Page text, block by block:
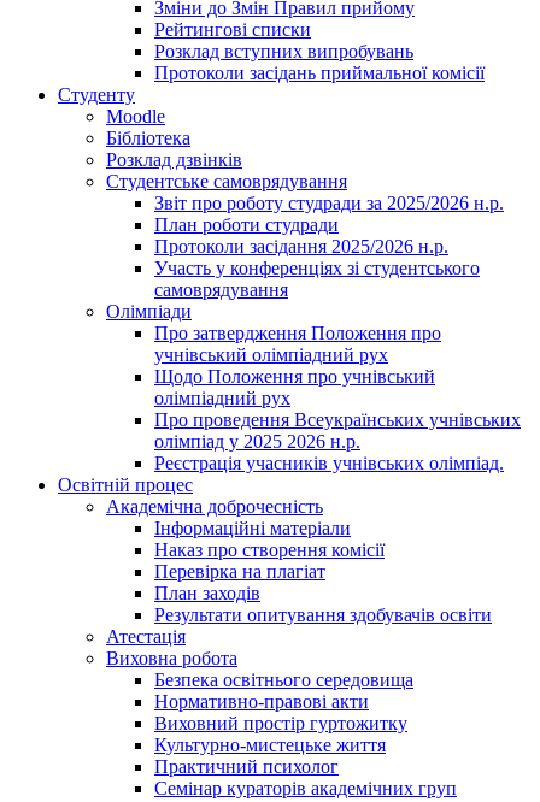
Зміни до Змін Правил прийому
Рейтингові списки
Розклад вступних випробувань
Протоколи засідань приймальної комісії
Студенту
Moodle
Бібліотека
Розклад дзвінків
Студентське самоврядування
Звіт про роботу студради за 2025/2026 н.р.
План роботи студради
Протоколи засідання 2025/2026 н.р.
Участь у конференціях зі студентського
самоврядування
Олімпіади
Про затвердження Положення про
учнівський олімпіадний рух
Щодо Положення про учнівський
олімпіадний рух
Про проведення Всеукраїнських учнівських
олімпіад у 2025 2026 н.р.
Реєстрація учасників учнівських олімпіад.
Освітній процес
Академічна доброчесність
Інформаційні матеріали
Наказ про створення комісії
Перевірка на плагіат
План заходів
Результати опитування здобувачів освіти
Атестація
Виховна робота
Безпека освітнього середовища
Нормативно-правові акти
Виховний простір гуртожитку
Культурно-мистецьке життя
Практичний психолог
Семінар кураторів академічних груп